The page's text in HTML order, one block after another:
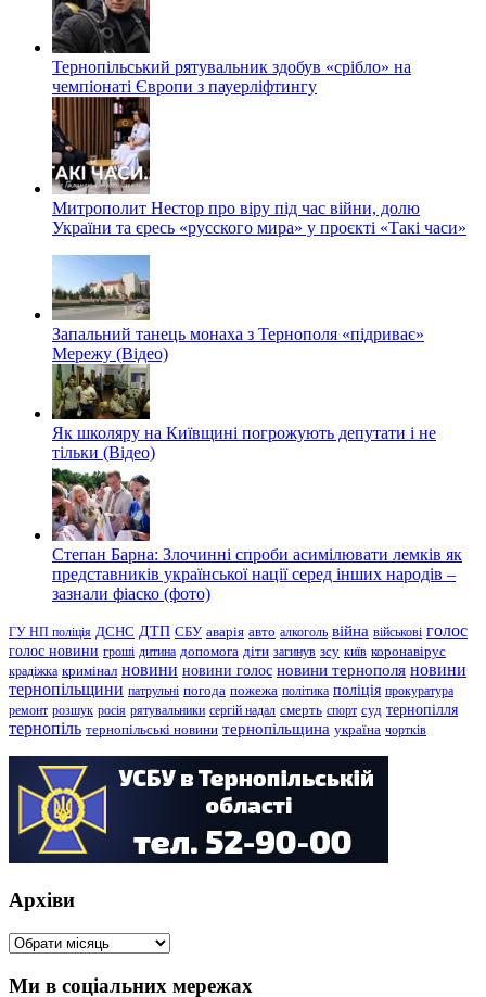
Тернопільський рятувальник здобув «срібло» на
чемпіонаті Європи з пауерліфтингу
Митрополит Нестор про віру під час війни, долю
України та єресь «русского мира» у проєкті «Такі часи»
Запальний танець монаха з Тернополя «підриває»
Мережу (Відео)
Як школяру на Київщині погрожують депутати і не
тільки (Відео)
Степан Барна: Злочинні спроби асимілювати лемків як
представників української нації серед інших народів –
зазнали фіаско (фото)
ГУ НП поліція ДСНС ДТП СБУ аварія авто алкоголь війна військові голос
голос новини гроші дитина допомога діти загинув зсу київ коронавірус
крадіжка кримінал новини новини голос новини тернополя новини
тернопільщини патрульні погода пожежа політика поліція прокуратура
ремонт розшук росія рятувальники сергій надал смерть спорт суд тернопілля
тернопіль тернопільські новини тернопільщина україна чортків
Архіви
Архіви
Ми в соціальних мережах